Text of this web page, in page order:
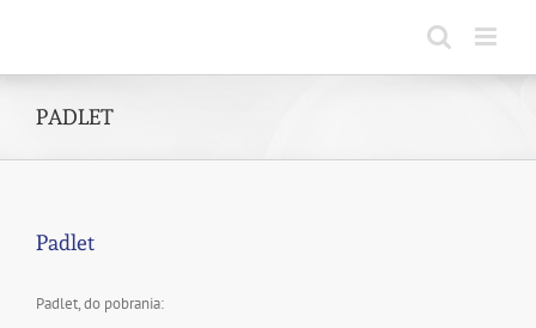
PADLET
Padlet
Padlet, do pobrania: